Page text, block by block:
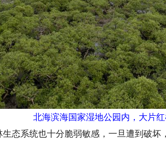
北海滨海国家湿地公园内，大片红
系统也十分脆弱敏感，一旦遭到破坏